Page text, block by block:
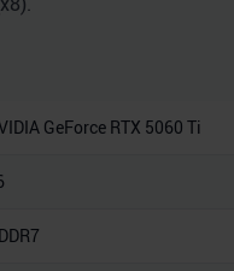
GeForce RTX 5060 Ti